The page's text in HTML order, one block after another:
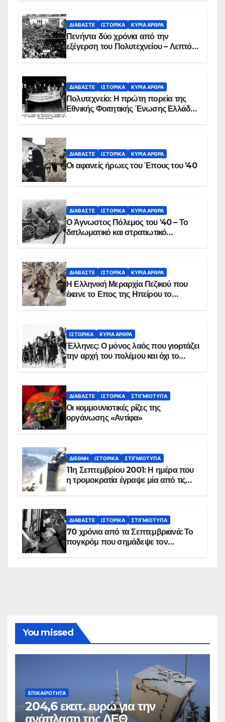
ΔΙΑΒΆΣΤΕ ΙΣΤΟΡΙΚΆ ΚΥΡΙΑ ΑΡΘΡΑ
Πενήντα δύο χρόνια από την
εξέγερση του Πολυτεχνείου – Λεπτό
ΔΙΑΒΆΣΤΕ ΙΣΤΟΡΙΚΆ ΚΥΡΙΑ ΑΡΘΡΑ
Πολυτεχνείο: Η πρώτη πορεία της
Εθνικής Φοιτητικής Ένωσης Ελλάδος
ΔΙΑΒΆΣΤΕ ΙΣΤΟΡΙΚΆ ΚΥΡΙΑ ΑΡΘΡΑ
Οι αφανείς ήρωες του Έπους του ’40
ΔΙΑΒΆΣΤΕ ΙΣΤΟΡΙΚΆ ΚΥΡΙΑ ΑΡΘΡΑ
Ο Άγνωστος Πόλεμος του ’40 – Το
διπλωματικό και στρατιωτικό
ΔΙΑΒΆΣΤΕ ΙΣΤΟΡΙΚΆ ΚΥΡΙΑ ΑΡΘΡΑ
Η Ελληνική Μεραρχία Πεζικού που
έκανε το Επος της Ηπείρου το
ΙΣΤΟΡΙΚΆ ΚΥΡΙΑ ΑΡΘΡΑ
Έλληνες: Ο μόνος λαός που γιορτάζει
την αρχή του πολέμου και όχι το
ΔΙΑΒΆΣΤΕ ΙΣΤΟΡΙΚΆ ΣΤΙΓΜΙΌΤΥΠΑ
Οι κομμουνιστικές ρίζες της
οργάνωσης «Αντίφα»
ΔΙΕΘΝΉ ΙΣΤΟΡΙΚΆ ΣΤΙΓΜΙΌΤΥΠΑ
11η Σεπτεμβρίου 2001: Η ημέρα που
η τρομοκρατία έγραψε μία από τις
ΔΙΑΒΆΣΤΕ ΙΣΤΟΡΙΚΆ ΣΤΙΓΜΙΌΤΥΠΑ
70 χρόνια από τα Σεπτεμβριανά: Το
πογκρόμ που σημάδεψε τον
You missed
ΕΠΙΚΑΙΡΌΤΗΤΑ
204,6 εκατ. ευρώ για την
ανάπλαση της ΔΕΘ